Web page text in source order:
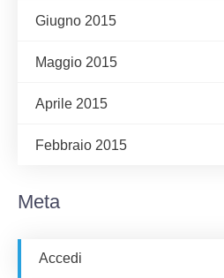
Giugno 2015
Maggio 2015
Aprile 2015
Febbraio 2015
Meta
Accedi